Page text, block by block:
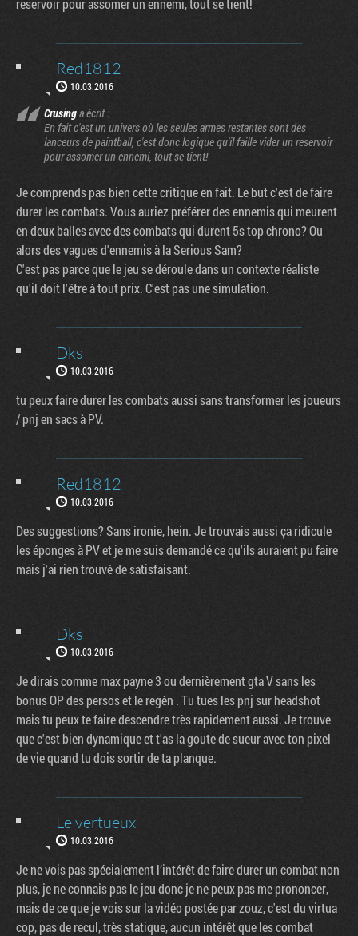
reservoir pour assomer un ennemi, tout se tient!
Red1812
10.03.2016
Crusinga écrit :
En fait c'est un univers où les seules armes restantes sont des
lanceurs de paintball, c'est donc logique qu'il faille vider un reservoir
pour assomer un ennemi, tout se tient!
Je comprends pas bien cette critique en fait. Le but c'est de faire
durer les combats. Vous auriez préférer des ennemis qui meurent
en deux balles avec des combats qui durent 5s top chrono? Ou
alors des vagues d'ennemis à la Serious Sam?
C'est pas parce que le jeu se déroule dans un contexte réaliste
qu'il doit l'être à tout prix. C'est pas une simulation.
Dks
10.03.2016
tu peux faire durer les combats aussi sans transformer les joueurs
/ pnj en sacs à PV.
Red1812
10.03.2016
Des suggestions? Sans ironie, hein. Je trouvais aussi ça ridicule
les éponges à PV et je me suis demandé ce qu'ils auraient pu faire
mais j'ai rien trouvé de satisfaisant.
Dks
10.03.2016
Je dirais comme max payne 3 ou dernièrement gta V sans les
bonus OP des persos et le regèn . Tu tues les pnj sur headshot
mais tu peux te faire descendre très rapidement aussi. Je trouve
que c'est bien dynamique et t'as la goute de sueur avec ton pixel
de vie quand tu dois sortir de ta planque.
Le vertueux
10.03.2016
Je ne vois pas spécialement l’intérêt de faire durer un combat non
plus, je ne connais pas le jeu donc je ne peux pas me prononcer,
mais de ce que je vois sur la vidéo postée par zouz, c'est du virtua
cop, pas de recul, très statique, aucun intérêt que les combat